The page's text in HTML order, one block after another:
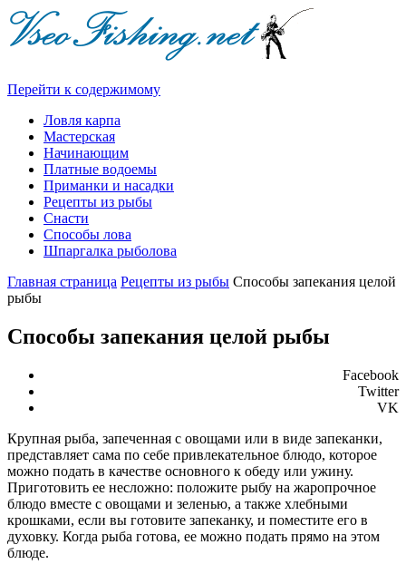
Перейти к содержимому
Ловля карпа
Мастерская
Начинающим
Платные водоемы
Приманки и насадки
Рецепты из рыбы
Снасти
Способы лова
Шпаргалка рыболова
Главная страница Рецепты из рыбы Способы запекания целой
рыбы
Способы запекания целой рыбы
Facebook
Twitter
VK
Крупная рыба, запеченная с овощами или в виде запеканки,
представляет сама по себе привлекательное блюдо, которое
можно подать в качестве основного к обеду или ужину.
Приготовить ее несложно: положите рыбу на жаропрочное
блюдо вместе с овощами и зеленью, а также хлебными
крошками, если вы готовите запеканку, и поместите его в
духовку. Когда рыба готова, ее можно подать прямо на этом
блюде.